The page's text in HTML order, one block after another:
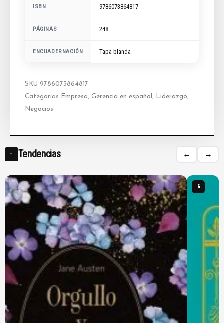
ISBN 9786073864817
PÁGINAS 248
ENCUADERNACIÓN Tapa blanda
SKU 9786073864817
Categorías
Empresa Gerencia en español Liderazgo
Negocios
↑ Tendencias ← →
6